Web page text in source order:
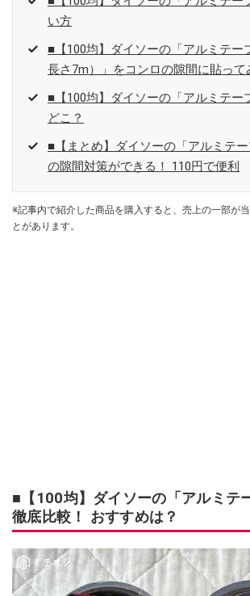
い方
■【100均】ダイソーの「アルミテー
長さ7m）」をコンロの隙間に貼って
■【100均】ダイソーの「アルミテー
どこ？
■【まとめ】ダイソーの「アルミテ
の隙間対策ができる！ 110円で便利
※記事内で紹介した商品を購入すると、売上の一部が
とがあります。
■【100均】ダイソーの「アルミテ
徹底比較！ おすすめは？